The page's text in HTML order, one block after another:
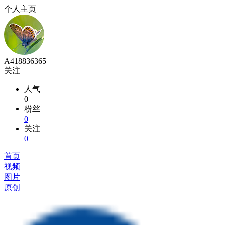
个人主页
A418836365
关注
人气
0
粉丝
0
关注
0
首页
视频
图片
原创